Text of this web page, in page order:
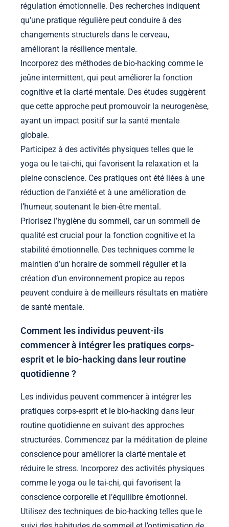
régulation émotionnelle. Des recherches indiquent
qu’une pratique régulière peut conduire à des
changements structurels dans le cerveau,
améliorant la résilience mentale.
Incorporez des méthodes de bio-hacking comme le
jeûne intermittent, qui peut améliorer la fonction
cognitive et la clarté mentale. Des études suggèrent
que cette approche peut promouvoir la neurogenèse,
ayant un impact positif sur la santé mentale
globale.
Participez à des activités physiques telles que le
yoga ou le tai-chi, qui favorisent la relaxation et la
pleine conscience. Ces pratiques ont été liées à une
réduction de l’anxiété et à une amélioration de
l’humeur, soutenant le bien-être mental.
Priorisez l’hygiène du sommeil, car un sommeil de
qualité est crucial pour la fonction cognitive et la
stabilité émotionnelle. Des techniques comme le
maintien d’un horaire de sommeil régulier et la
création d’un environnement propice au repos
peuvent conduire à de meilleurs résultats en matière
de santé mentale.
Comment les individus peuvent-ils
commencer à intégrer les pratiques corps-
esprit et le bio-hacking dans leur routine
quotidienne ?
Les individus peuvent commencer à intégrer les
pratiques corps-esprit et le bio-hacking dans leur
routine quotidienne en suivant des approches
structurées. Commencez par la méditation de pleine
conscience pour améliorer la clarté mentale et
réduire le stress. Incorporez des activités physiques
comme le yoga ou le tai-chi, qui favorisent la
conscience corporelle et l’équilibre émotionnel.
Utilisez des techniques de bio-hacking telles que le